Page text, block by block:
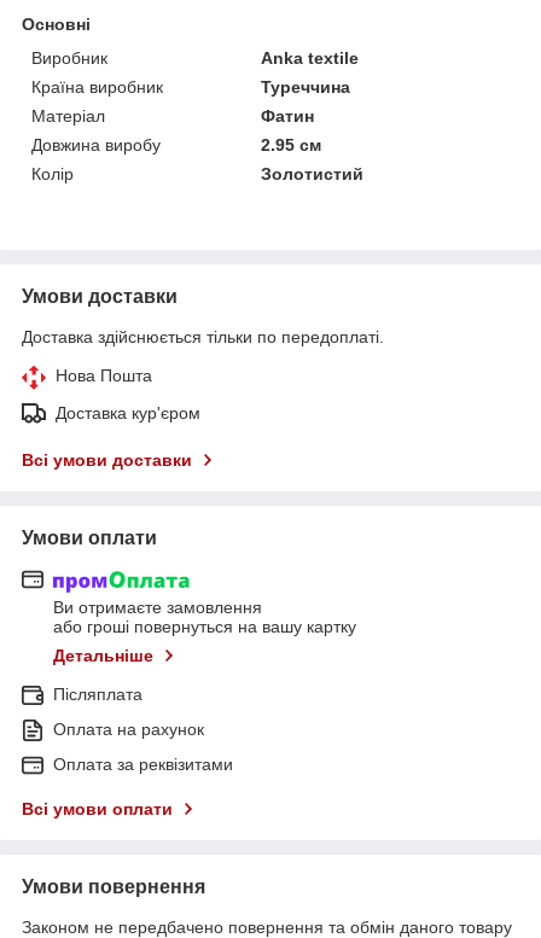
Основні
Виробник
Anka textile
Країна виробник
Туреччина
Матеріал
Фатин
Довжина виробу
2.95 см
Колір
Золотистий
Умови доставки
Доставка здійснюється тільки по передоплаті.
Нова Пошта
Доставка кур'єром
Всі умови доставки
Умови оплати
Ви отримаєте замовлення
або гроші повернуться на вашу картку
Детальніше
Післяплата
Оплата на рахунок
Оплата за реквізитами
Всі умови оплати
Умови повернення
Законом не передбачено повернення та обмін даного товару